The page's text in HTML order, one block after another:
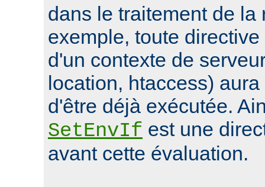
dans le traitement de la
exemple, toute
d'un contexte de
location, htaccess)
d'être déjà exécutée.
SetEnvIf est une
avant cette évaluation.